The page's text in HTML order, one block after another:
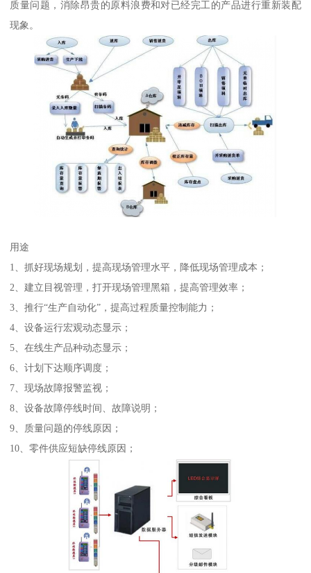
质量问题，消除昂贵的原料浪费和对已经完工的产品进行重新装配
现象。
用途
1、抓好现场规划，提高现场管理水平，降低现场管理成本；
2、建立目视管理，打开现场管理黑箱，提高管理效率；
3、推行“生产自动化”，提高过程质量控制能力；
4、设备运行宏观动态显示；
5、在线生产品种动态显示；
6、计划下达顺序调度；
7、现场故障报警监视；
8、设备故障停线时间、故障说明；
9、质量问题的停线原因；
10、零件供应短缺停线原因；